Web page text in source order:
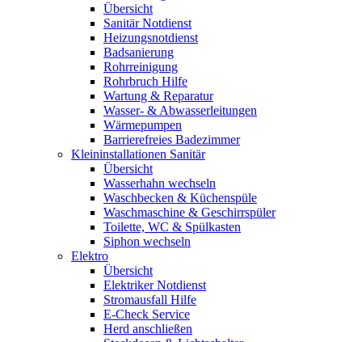
Übersicht
Sanitär Notdienst
Heizungsnotdienst
Badsanierung
Rohrreinigung
Rohrbruch Hilfe
Wartung & Reparatur
Wasser- & Abwasserleitungen
Wärmepumpen
Barrierefreies Badezimmer
Kleininstallationen Sanitär
Übersicht
Wasserhahn wechseln
Waschbecken & Küchenspüle
Waschmaschine & Geschirrspüler
Toilette, WC & Spülkasten
Siphon wechseln
Elektro
Übersicht
Elektriker Notdienst
Stromausfall Hilfe
E-Check Service
Herd anschließen